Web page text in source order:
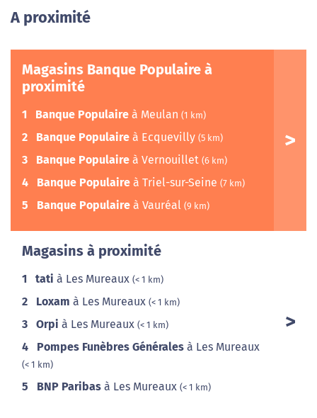
A proximité
Magasins Banque Populaire à
proximité
1 Banque Populaire à Meulan (1 km)
2 Banque Populaire à Ecquevilly (5 km)
3 Banque Populaire à Vernouillet (6 km)
4 Banque Populaire à Triel-sur-Seine (7 km)
5 Banque Populaire à Vauréal (9 km)
Magasins à proximité
1 tati à Les Mureaux (< 1 km)
2 Loxam à Les Mureaux (< 1 km)
3 Orpi à Les Mureaux (< 1 km)
4 Pompes Funèbres Générales à Les Mureaux
(< 1 km)
5 BNP Paribas à Les Mureaux (< 1 km)